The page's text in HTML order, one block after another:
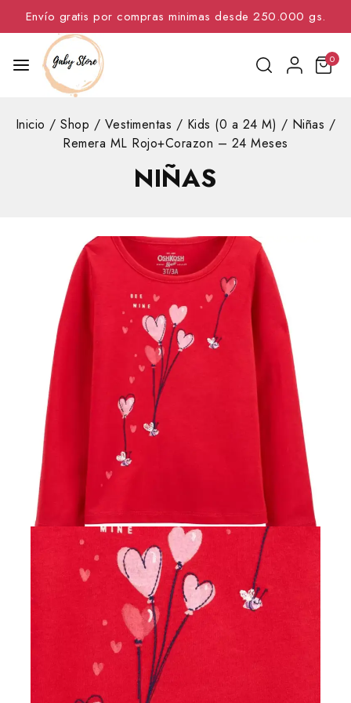
Envío gratis por compras minimas desde 250.000 gs.
0
Inicio / Shop / Vestimentas / Kids (0 a 24 M) / Niñas /
Remera ML Rojo+Corazon – 24 Meses
NIÑAS